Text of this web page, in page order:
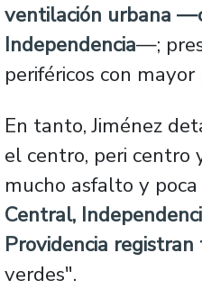
ventilación urbana
Independencia—;
periféricos con
En tanto, Jiménez
el centro, peri centro
mucho asfalto y
Central,
Providencia
verdes".